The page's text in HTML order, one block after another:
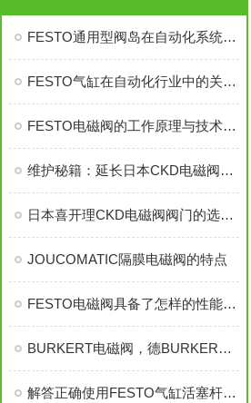
FESTO通用型阀岛在自动化系统中的应用
FESTO气缸在自动化行业中的关键应用
FESTO电磁阀的工作原理与技术特点解析
维护秘籍：延长日本CKD电磁阀寿命的秘诀
日本喜开理CKD电磁阀阀门的选用？
JOUCOMATIC隔膜电磁阀的特点
FESTO电磁阀具备了怎样的性能特点？
BURKERT电磁阀，德BURKERT电磁阀，德BURKERT电磁阀，BURKERT
解答正确使用FESTO气缸活塞杆的方法？